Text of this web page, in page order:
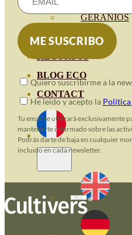
GERANIOS
VIVERO
BLOG ECO
CONTACT
Quiero suscribirme a la
He leido y acepto la Política
Tu email se utilizará exclusivamente
mantenerte informado sobre las
Podrás darte de baja en cualquier
incluido en cada newsletter.